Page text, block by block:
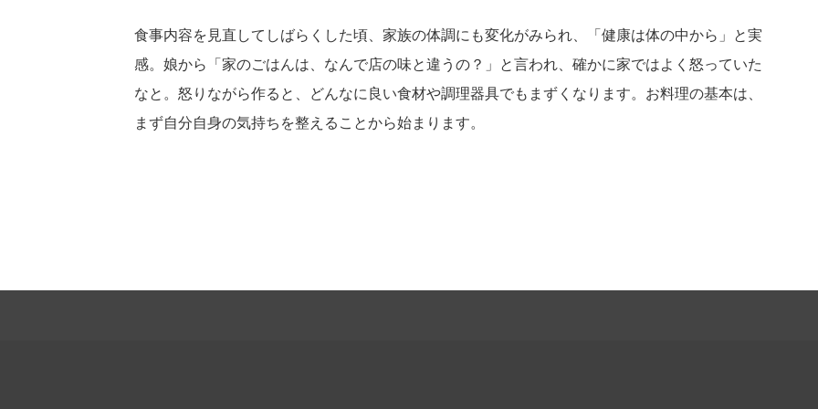
食事内容を見直してしばらくした頃、家族の体調にも変化がみられ、「健康は体の中から」と実
感。娘から「家のごはんは、なんで店の味と違うの？」と言われ、確かに家ではよく怒っていた
なと。怒りながら作ると、どんなに良い食材や調理器具でもまずくなります。お料理の基本は、
まず自分自身の気持ちを整えることから始まります。